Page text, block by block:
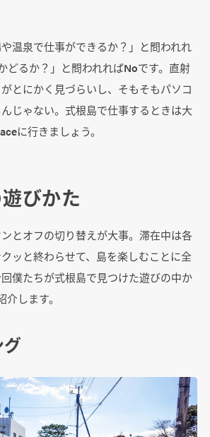
や温泉で仕事ができるか？」と問われれ
どるか？」と問われればNoです。直射
とにかく見づらいし、そもそもパソコ
じゃない。式根島で仕事するときは大
に行きましょう。
びかた
とオフの切り替えが大事。滞在中は各
ッと終わらせて、島を楽しむことに全
僕たちが式根島で見つけた遊びの中か
します。